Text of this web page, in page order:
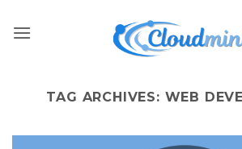
TAG ARCHIVES: WEB